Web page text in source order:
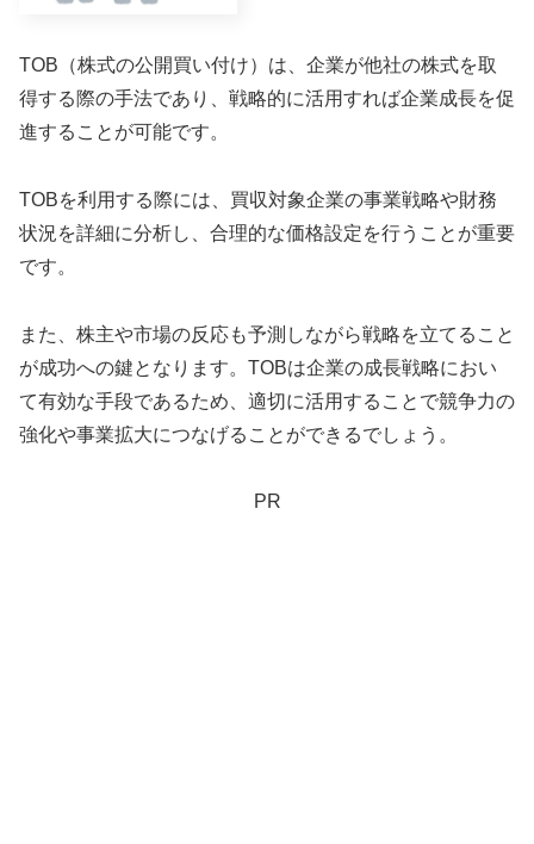
TOB（株式の公開買い付け）は、企業が他社の株式を取
得する際の手法であり、戦略的に活用すれば企業成長を促
進することが可能です。
TOBを利用する際には、買収対象企業の事業戦略や財務
状況を詳細に分析し、合理的な価格設定を行うことが重要
です。
また、株主や市場の反応も予測しながら戦略を立てること
が成功への鍵となります。TOBは企業の成長戦略におい
て有効な手段であるため、適切に活用することで競争力の
強化や事業拡大につなげることができるでしょう。
PR